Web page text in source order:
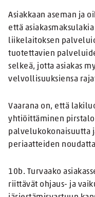
Asiakkaan aseman ja
että
liikelaitoksen
tuotettavien
selkeä, jotta asiakas
velvollisuuksiensa
Vaarana on, että
yhtiöittäminen
palvelukokonaisuutta
periaatteiden
10b. Turvaako
riittävät ohjaus- ja